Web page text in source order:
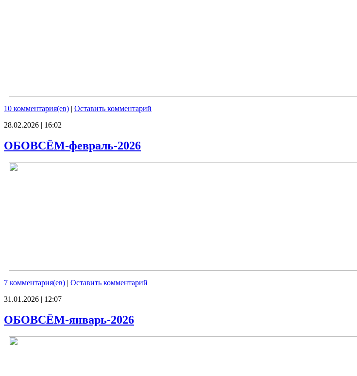
10 комментария(ев) | Оставить комментарий
28.02.2026 | 16:02
ОБОВСЁМ-февраль-2026
7 комментария(ев) | Оставить комментарий
31.01.2026 | 12:07
ОБОВСЁМ-январь-2026